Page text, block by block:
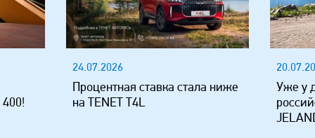
24.07.2026
Процентная ставка стала ниже
на TENET T4L
Уже у